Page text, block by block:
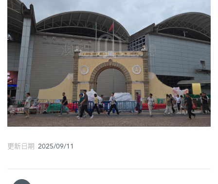
門
索
古
圖
媽
閣
廟
更新日期 2025/09/11